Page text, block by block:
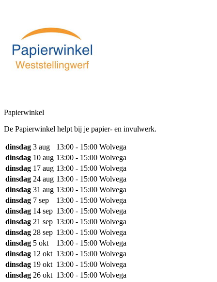
Papierwinkel
De Papierwinkel helpt bij je papier- en invulwerk.
dinsdag 3 aug 13:00 - 15:00 Wolvega
dinsdag 10 aug 13:00 - 15:00 Wolvega
dinsdag 17 aug 13:00 - 15:00 Wolvega
dinsdag 24 aug 13:00 - 15:00 Wolvega
dinsdag 31 aug 13:00 - 15:00 Wolvega
dinsdag 7 sep 13:00 - 15:00 Wolvega
dinsdag 14 sep 13:00 - 15:00 Wolvega
dinsdag 21 sep 13:00 - 15:00 Wolvega
dinsdag 28 sep 13:00 - 15:00 Wolvega
dinsdag 5 okt 13:00 - 15:00 Wolvega
dinsdag 12 okt 13:00 - 15:00 Wolvega
dinsdag 19 okt 13:00 - 15:00 Wolvega
dinsdag 26 okt 13:00 - 15:00 Wolvega